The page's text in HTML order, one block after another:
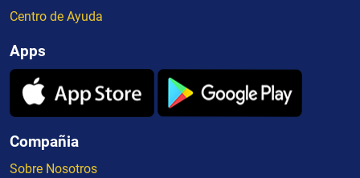
Centro de Ayuda
Apps
Compañia
Sobre Nosotros